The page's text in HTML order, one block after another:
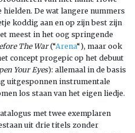
De wat langere nummers
koddig aan en op zijn best zijn
meest in het oog springende
The War(“Arena“), maar ook
concept progepic op het debuut
Your Eyes): allemaal in de basis
uitgesponnen instrumentale
los staan van het eigen liedje.
met twee exemplaren
uit drie titels zonder